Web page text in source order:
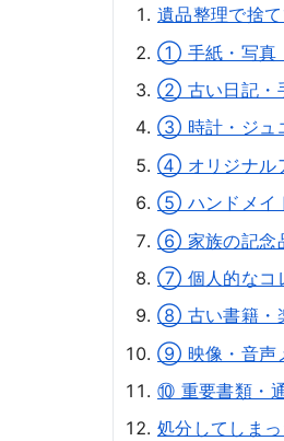
遺品整理で捨
① 手紙・写真
② 古い日記・
③ 時計・ジュ
④ オリジナル
⑤ ハンドメイ
⑥ 家族の記念
⑦ 個人的なコ
⑧ 古い書籍・
⑨ 映像・音声
⑩ 重要書類・
処分してしま